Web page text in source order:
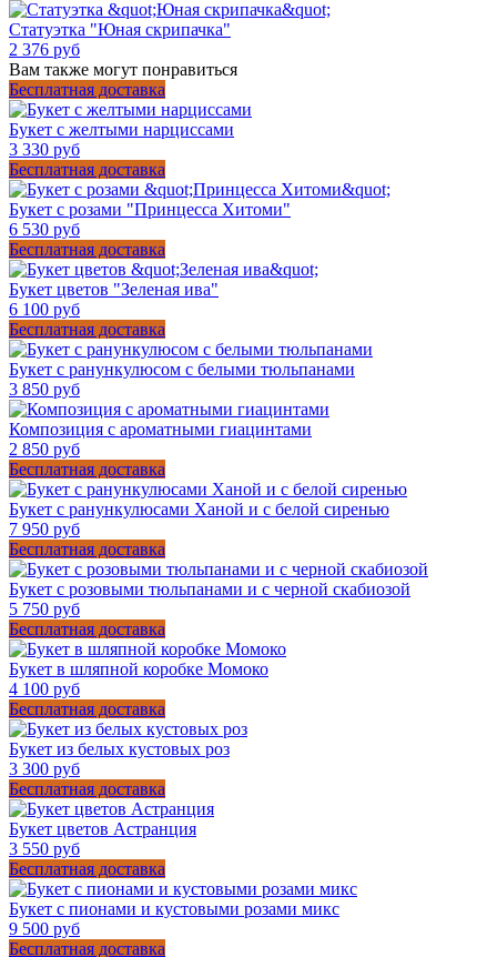
Статуэтка "Юная скрипачка"
2 376 руб
Вам также могут понравиться
Бесплатная доставка
Букет с желтыми нарциссами
3 330 руб
Бесплатная доставка
Букет с розами "Принцесса Хитоми"
6 530 руб
Бесплатная доставка
Букет цветов "Зеленая ива"
6 100 руб
Бесплатная доставка
Букет с ранункулюсом с белыми тюльпанами
3 850 руб
Композиция с ароматными гиацинтами
2 850 руб
Бесплатная доставка
Букет с ранункулюсами Ханой и с белой сиренью
7 950 руб
Бесплатная доставка
Букет с розовыми тюльпанами и с черной скабиозой
5 750 руб
Бесплатная доставка
Букет в шляпной коробке Момоко
4 100 руб
Бесплатная доставка
Букет из белых кустовых роз
3 300 руб
Бесплатная доставка
Букет цветов Астранция
3 550 руб
Бесплатная доставка
Букет с пионами и кустовыми розами микс
9 500 руб
Бесплатная доставка